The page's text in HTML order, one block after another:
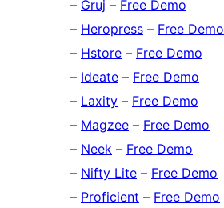
– Gruj – Free Demo
– Heropress – Free Demo
– Hstore – Free Demo
– Ideate – Free Demo
– Laxity – Free Demo
– Magzee – Free Demo
– Neek – Free Demo
– Nifty Lite – Free Demo
– Proficient – Free Demo